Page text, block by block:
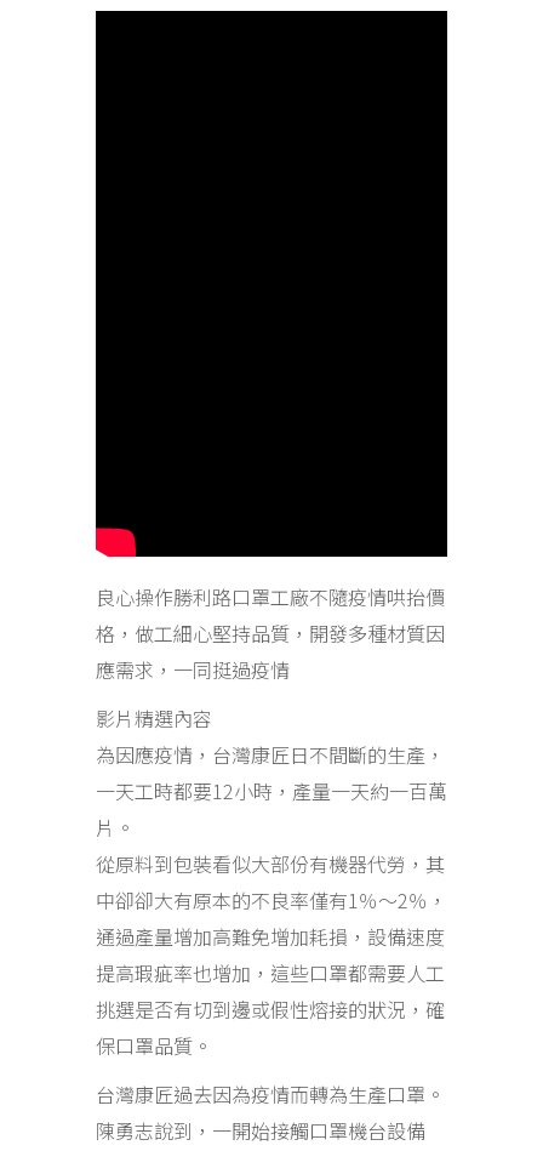
良心操作勝利路口罩工廠不隨疫情哄抬價
格，做工細心堅持品質，開發多種材質因
應需求，一同挺過疫情
影片精選內容
為因應疫情，台灣康匠日不間斷的生產，
一天工時都要12小時，產量一天約一百萬
片。
從原料到包裝看似大部份有機器代勞，其
中卻卻大有原本的不良率僅有1％〜2％，
通過產量增加高難免增加耗損，設備速度
提高瑕疵率也增加，這些口罩都需要人工
挑選是否有切到邊或假性熔接的狀況，確
保口罩品質。
台灣康匠過去因為疫情而轉為生產口罩。
陳勇志說到，一開始接觸口罩機台設備